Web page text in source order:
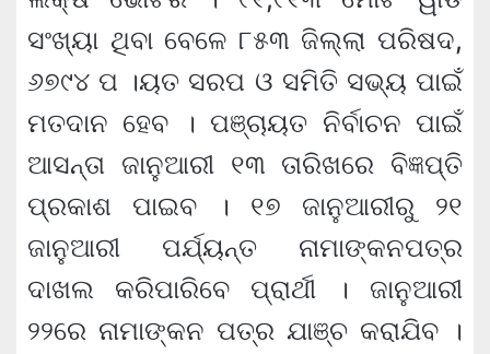
ସଂଖ୍ୟା ଥିବା ବେଳେ ୮୫୩ ଜିଲ୍ଲା ପରିଷଦ,
୬୭୯୪ ପ ।ୟତ ସରପ ଓ ସମିତି ସଭ୍ୟ ପାଇଁ
ମତଦାନ ହେବ । ପଞ୍ଚାୟତ ନିର୍ବାଚନ ପାଇଁ
ଆସନ୍ତା ଜାନୁଆରୀ ୧୩ ତାରିଖରେ ବିଜ୍ଞପ୍ତି
ପ୍ରକାଶ ପାଇବ । ୧୭ ଜାନୁଆରୀରୁ ୨୧
ଜାନୁଆରୀ ପର୍ଯ୍ୟନ୍ତ ନାମାଙ୍କନପତ୍ର
ଦାଖଲ କରିପାରିବେ ପ୍ରାର୍ଥୀ । ଜାନୁଆରୀ
୨୨ରେ ନାମାଙ୍କନ ପତ୍ର ଯାଞ୍ଚ କରାଯିବ ।